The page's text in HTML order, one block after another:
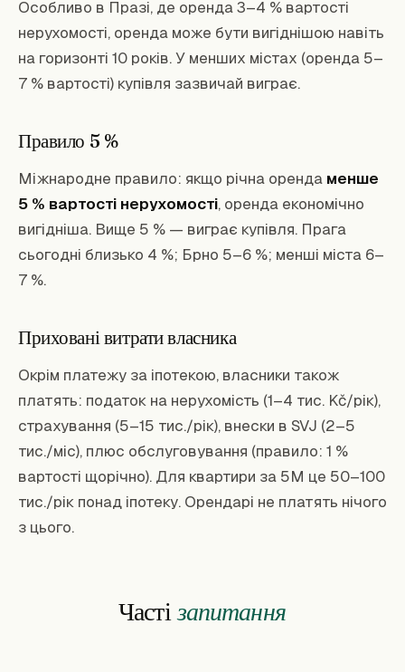
Особливо в Празі, де оренда 3–4 % вартості
нерухомості, оренда може бути вигіднішою навіть
на горизонті 10 років. У менших містах (оренда 5–
7 % вартості) купівля зазвичай виграє.
Правило 5 %
Міжнародне правило: якщо річна оренда менше
5 % вартості нерухомості, оренда економічно
вигідніша. Вище 5 % — виграє купівля. Прага
сьогодні близько 4 %; Брно 5–6 %; менші міста 6–
7 %.
Приховані витрати власника
Окрім платежу за іпотекою, власники також
платять: податок на нерухомість (1–4 тис. Kč/рік),
страхування (5–15 тис./рік), внески в SVJ (2–5
тис./міс), плюс обслуговування (правило: 1 %
вартості щорічно). Для квартири за 5M це 50–100
тис./рік понад іпотеку. Орендарі не платять нічого
з цього.
Частізапитання